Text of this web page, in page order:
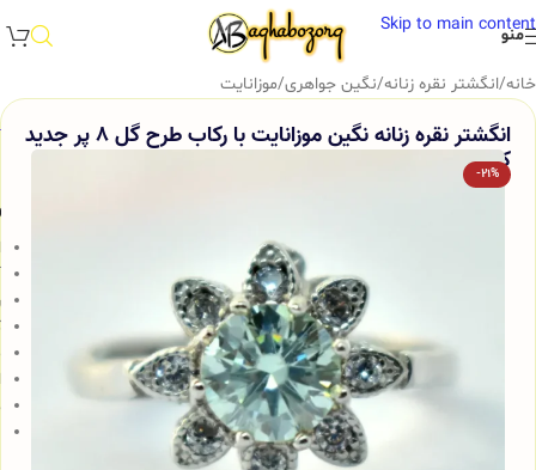
Skip to main content
منو
خانه/انگشتر نقره زنانه/نگین جواهری/موزانایت
انگشتر نقره زنانه نگین موزانایت با رکاب طرح گل 8 پر جدید
کد 336
-21%